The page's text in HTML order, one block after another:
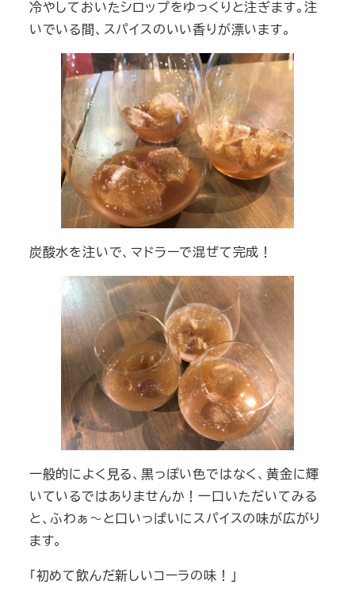
冷やしておいたシロップをゆっくりと注ぎます。注
いでいる間、スパイスのいい香りが漂います。
炭酸水を注いで、マドラーで混ぜて完成！
一般的によく見る、黒っぽい色ではなく、黄金に輝
いているではありませんか！一口いただいてみる
と、ふわぁ～と口いっぱいにスパイスの味が広がり
ます。
「初めて飲んだ新しいコーラの味！」